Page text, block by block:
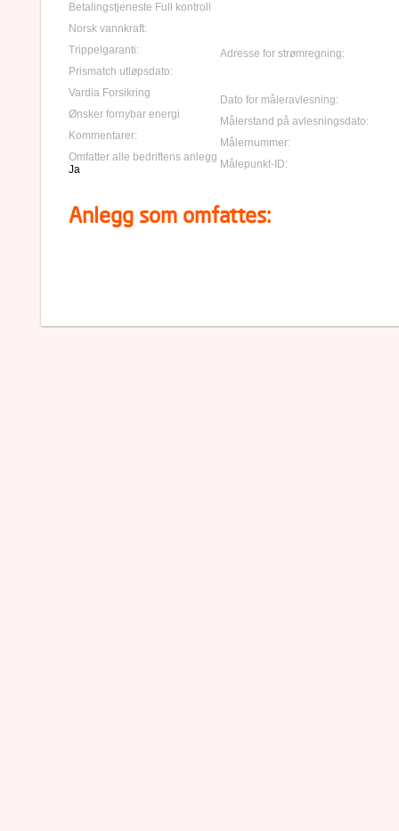
Betalingstjeneste Full kontroll
Norsk vannkraft:
Trippelgaranti:
Prismatch utløpsdato:
Vardia Forsikring
Ønsker fornybar energi
Kommentarer:
Omfatter alle bedriftens anlegg
Ja
Adresse for strømregning:
Dato for måleravlesning:
Målerstand på avlesningsdato:
Målernummer:
Målepunkt-ID:
Anlegg som omfattes: